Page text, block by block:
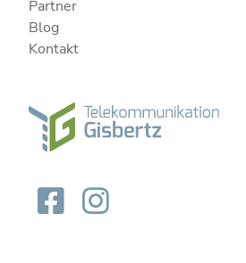
Partner
Blog
Kontakt